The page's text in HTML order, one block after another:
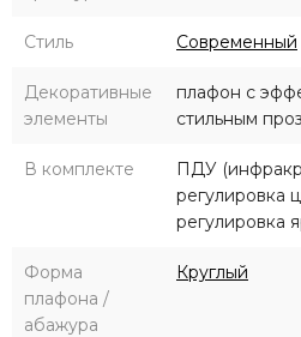
Стиль Современный
Декоративные
элементы
плафон с
стильным
В комплекте
ПДУ
регулировка
регулировка
Форма
плафона /
абажура
Круглый